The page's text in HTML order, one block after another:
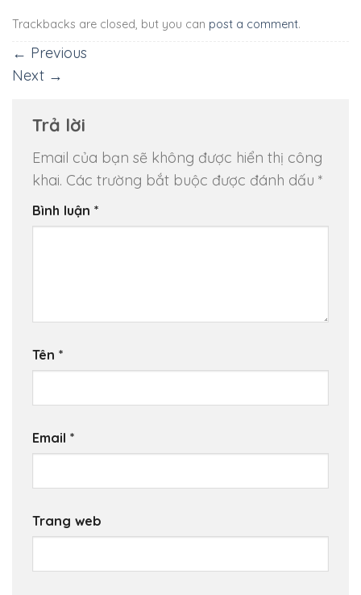
Trackbacks are closed, but you can post a comment.
← Previous
Next →
Trả lời
Email của bạn sẽ không được hiển thị công
khai. Các trường bắt buộc được đánh dấu *
Bình luận *
Tên *
Email *
Trang web